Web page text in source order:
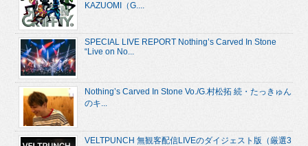
KAZUOMI（G....
SPECIAL LIVE REPORT Nothing’s Carved In Stone
“Live on No...
Nothing’s Carved In Stone Vo./G.村松拓 続・たっきゅん
のキ...
VELTPUNCH 無観客配信LIVEのダイジェスト版（厳選3